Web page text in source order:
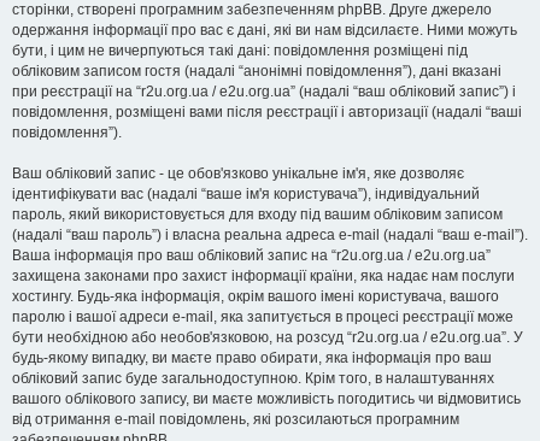
сторінки, створені програмним забезпеченням phpBB. Друге джерело
одержання інформації про вас є дані, які ви нам відсилаєте. Ними можуть
бути, і цим не вичерпуються такі дані: повідомлення розміщені під
обліковим записом гостя (надалі “анонімні повідомлення”), дані вказані
при реєстрації на “r2u.org.ua / e2u.org.ua” (надалі “ваш обліковий запис”) і
повідомлення, розміщені вами після реєстрації і авторизації (надалі “ваші
повідомлення”).
Ваш обліковий запис - це обов'язково унікальне ім'я, яке дозволяє
ідентифікувати вас (надалі “ваше ім'я користувача”), індивідуальний
пароль, який використовується для входу під вашим обліковим записом
(надалі “ваш пароль”) і власна реальна адреса e-mail (надалі “ваш e-mail”).
Ваша інформація про ваш обліковий запис на “r2u.org.ua / e2u.org.ua”
захищена законами про захист інформації країни, яка надає нам послуги
хостингу. Будь-яка інформація, окрім вашого імені користувача, вашого
паролю і вашої адреси e-mail, яка запитується в процесі реєстрації може
бути необхідною або необов'язковою, на розсуд “r2u.org.ua / e2u.org.ua”. У
будь-якому випадку, ви маєте право обирати, яка інформація про ваш
обліковий запис буде загальнодоступною. Крім того, в налаштуваннях
вашого облікового запису, ви маєте можливість погодитись чи відмовитись
від отримання e-mail повідомлень, які розсилаються програмним